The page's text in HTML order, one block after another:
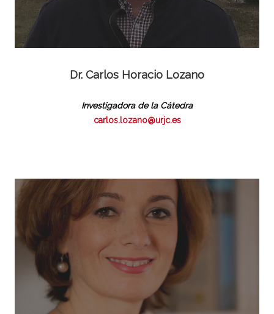
Dr. Carlos Horacio Lozano
Investigadora de la Cátedra
carlos.lozano@urjc.es